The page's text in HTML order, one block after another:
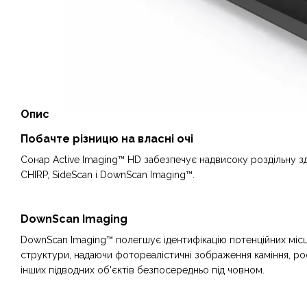
Опис
Побачте різницю на власні очі
Сонар Active Imaging™ HD забезпечує надвисоку роздільну
CHIRP, SideScan і DownScan Imaging™.
DownScan Imaging
DownScan Imaging™ полегшує ідентифікацію потенційних
структури, надаючи фотореалістичні зображення каміння,
інших підводних об'єктів безпосередньо під човном.